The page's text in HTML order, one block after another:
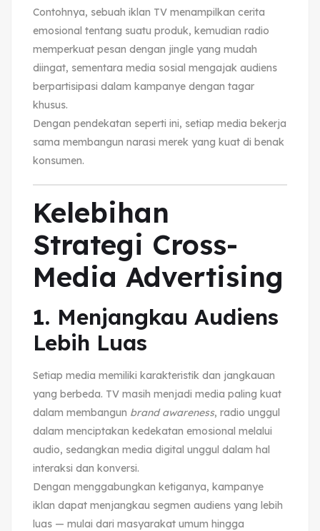
Contohnya, sebuah iklan TV menampilkan cerita
emosional tentang suatu produk, kemudian radio
memperkuat pesan dengan jingle yang mudah
diingat, sementara media sosial mengajak audiens
berpartisipasi dalam kampanye dengan tagar
khusus.
Dengan pendekatan seperti ini, setiap media bekerja
sama membangun narasi merek yang kuat di benak
konsumen.
Kelebihan
Strategi Cross-
Media Advertising
1. Menjangkau Audiens
Lebih Luas
Setiap media memiliki karakteristik dan jangkauan
yang berbeda. TV masih menjadi media paling kuat
dalam membangun brand awareness, radio unggul
dalam menciptakan kedekatan emosional melalui
audio, sedangkan media digital unggul dalam hal
interaksi dan konversi.
Dengan menggabungkan ketiganya, kampanye
iklan dapat menjangkau segmen audiens yang lebih
luas — mulai dari masyarakat umum hingga